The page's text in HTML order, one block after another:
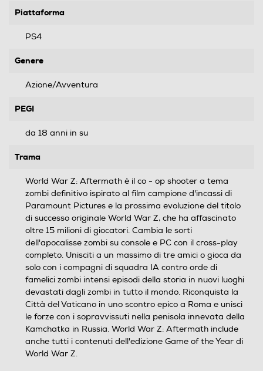
Piattaforma
PS4
Genere
Azione/Avventura
PEGI
da 18 anni in su
Trama
World War Z: Aftermath è il co - op shooter a tema
zombi definitivo ispirato al film campione d'incassi di
Paramount Pictures e la prossima evoluzione del titolo
di successo originale World War Z, che ha affascinato
oltre 15 milioni di giocatori. Cambia le sorti
dell'apocalisse zombi su console e PC con il cross-play
completo. Unisciti a un massimo di tre amici o gioca da
solo con i compagni di squadra IA contro orde di
famelici zombi intensi episodi della storia in nuovi luoghi
devastati dagli zombi in tutto il mondo. Riconquista la
Città del Vaticano in uno scontro epico a Roma e unisci
le forze con i sopravvissuti nella penisola innevata della
Kamchatka in Russia. World War Z: Aftermath include
anche tutti i contenuti dell'edizione Game of the Year di
World War Z.